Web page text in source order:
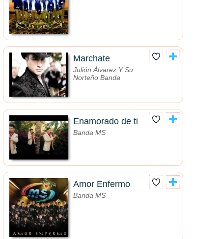
Marchate
Julión Álvarez Y Su
Norteño Banda
Enamorado de ti
Banda MS
Amor Enfermo
Banda MS